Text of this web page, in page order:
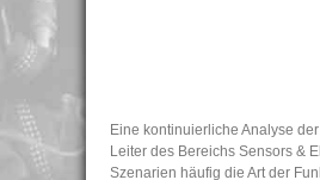
Eine kontinuierliche Analyse
Leiter des Bereichs Sensors &
Szenarien häufig die Art der